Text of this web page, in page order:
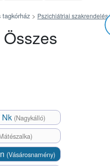
tagkórház > Pszichiátriai szakrendelés
I. Pszichiátriai Szakrendelés Nk (Nagykálló)
(Vásárosnamény)